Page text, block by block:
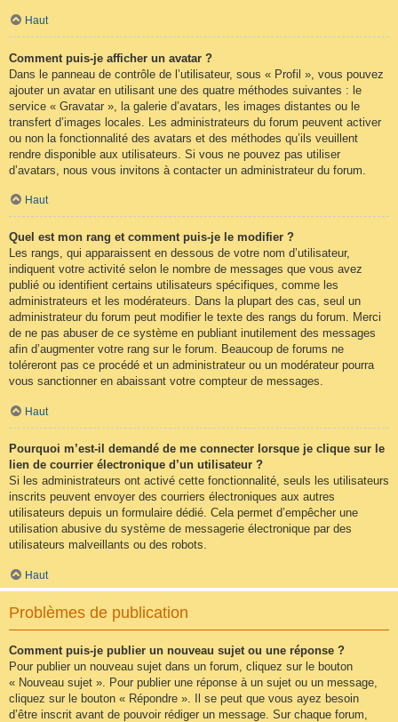
Haut
Comment puis-je afficher un avatar ?
Dans le panneau de contrôle de l’utilisateur, sous « Profil », vous pouvez
ajouter un avatar en utilisant une des quatre méthodes suivantes : le
service « Gravatar », la galerie d’avatars, les images distantes ou le
transfert d’images locales. Les administrateurs du forum peuvent activer
ou non la fonctionnalité des avatars et des méthodes qu’ils veuillent
rendre disponible aux utilisateurs. Si vous ne pouvez pas utiliser
d’avatars, nous vous invitons à contacter un administrateur du forum.
Haut
Quel est mon rang et comment puis-je le modifier ?
Les rangs, qui apparaissent en dessous de votre nom d’utilisateur,
indiquent votre activité selon le nombre de messages que vous avez
publié ou identifient certains utilisateurs spécifiques, comme les
administrateurs et les modérateurs. Dans la plupart des cas, seul un
administrateur du forum peut modifier le texte des rangs du forum. Merci
de ne pas abuser de ce système en publiant inutilement des messages
afin d’augmenter votre rang sur le forum. Beaucoup de forums ne
toléreront pas ce procédé et un administrateur ou un modérateur pourra
vous sanctionner en abaissant votre compteur de messages.
Haut
Pourquoi m’est-il demandé de me connecter lorsque je clique sur le
lien de courrier électronique d’un utilisateur ?
Si les administrateurs ont activé cette fonctionnalité, seuls les utilisateurs
inscrits peuvent envoyer des courriers électroniques aux autres
utilisateurs depuis un formulaire dédié. Cela permet d’empêcher une
utilisation abusive du système de messagerie électronique par des
utilisateurs malveillants ou des robots.
Haut
Problèmes de publication
Comment puis-je publier un nouveau sujet ou une réponse ?
Pour publier un nouveau sujet dans un forum, cliquez sur le bouton
« Nouveau sujet ». Pour publier une réponse à un sujet ou un message,
cliquez sur le bouton « Répondre ». Il se peut que vous ayez besoin
d’être inscrit avant de pouvoir rédiger un message. Sur chaque forum,